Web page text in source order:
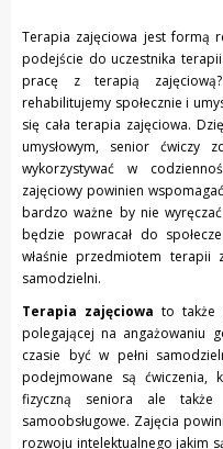
Terapia zajęciowa jest formą
podejście do uczestnika
pracę z terapią zajęciową?
rehabilitujemy społecznie i
się cała terapia zajęciowa.
umysłowym, senior ćwiczy
wykorzystywać w
zajęciowy powinien
bardzo ważne by nie
będzie powracał do
właśnie przedmiotem terapii
samodzielni.
Terapia zajęciowa to także
polegającej na angażowaniu
czasie być w pełni
podejmowane są ćwiczenia,
fizyczną seniora ale
samoobsługowe. Zajęcia
rozwoju intelektualnego jakim